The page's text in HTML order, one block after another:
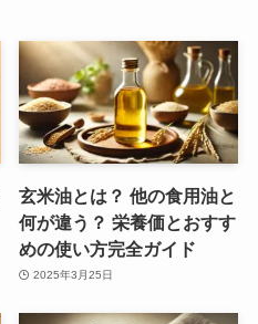
玄米油とは？ 他の食用油と
何が違う？ 栄養価とおすす
めの使い方完全ガイド
2025年3月25日